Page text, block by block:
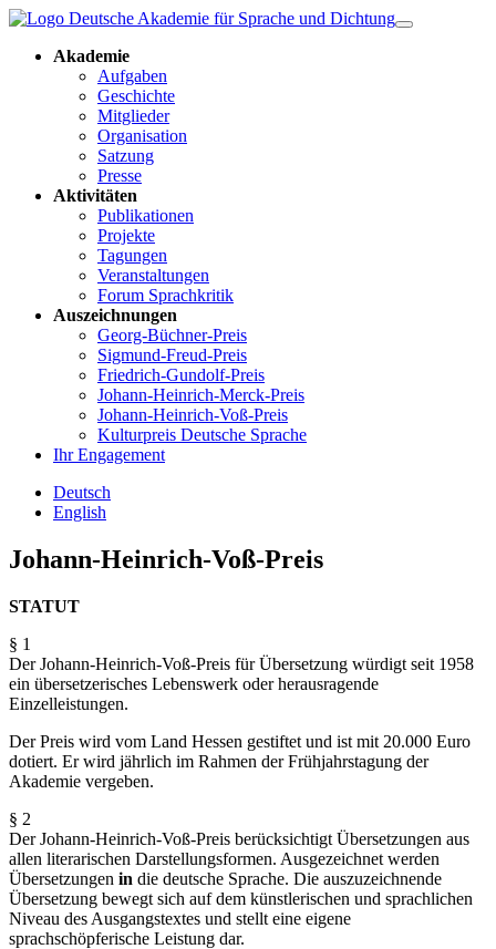
Akademie
Aufgaben
Geschichte
Mitglieder
Organisation
Satzung
Presse
Aktivitäten
Publikationen
Projekte
Tagungen
Veranstaltungen
Forum Sprachkritik
Auszeichnungen
Georg-Büchner-Preis
Sigmund-Freud-Preis
Friedrich-Gundolf-Preis
Johann-Heinrich-Merck-Preis
Johann-Heinrich-Voß-Preis
Kulturpreis Deutsche Sprache
Ihr Engagement
Deutsch
English
Johann-Heinrich-Voß-Preis
STATUT
§ 1
Der Johann-Heinrich-Voß-Preis für Übersetzung würdigt seit 1958
ein übersetzerisches Lebenswerk oder herausragende
Einzelleistungen.
Der Preis wird vom Land Hessen gestiftet und ist mit 20.000 Euro
dotiert. Er wird jährlich im Rahmen der Frühjahrstagung der
Akademie vergeben.
§ 2
Der Johann-Heinrich-Voß-Preis berücksichtigt Übersetzungen aus
allen literarischen Darstellungs­formen. Ausgezeichnet werden
Übersetzungen in die deutsche Sprache. Die auszuzeichnende
Übersetzung bewegt sich auf dem künstlerischen und sprachlichen
Niveau des Ausgangstextes und stellt eine eigene
sprachschöpferische Leistung dar.